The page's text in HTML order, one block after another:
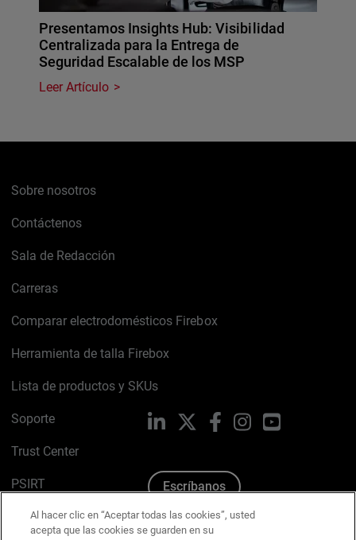
Presentamos Insights Hub: Visibilidad
Centralizada para la Entrega de
Seguridad Escalable de los MSP
Leer Artículo
Sobre nosotros
Contáctenos
Sala de Redacción
Carreras
Comparar electrodomésticos Firebox
Herramienta de talla Firebox
Lista de productos y SKUs
Soporte
Trust Center
PSIRT
Política de cookies
LinkedIn FacebookInstagramYouTube
Escríbanos
Al hacer clic en “Aceptar todas las cookies”, usted
acepta que las cookies se guarden en su